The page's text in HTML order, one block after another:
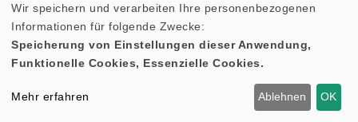
Wir speichern und verarbeiten Ihre personenbezogenen
Informationen für folgende Zwecke:
Speicherung von Einstellungen dieser Anwendung,
Funktionelle Cookies, Essenzielle Cookies.
Mehr erfahren Ablehnen OK